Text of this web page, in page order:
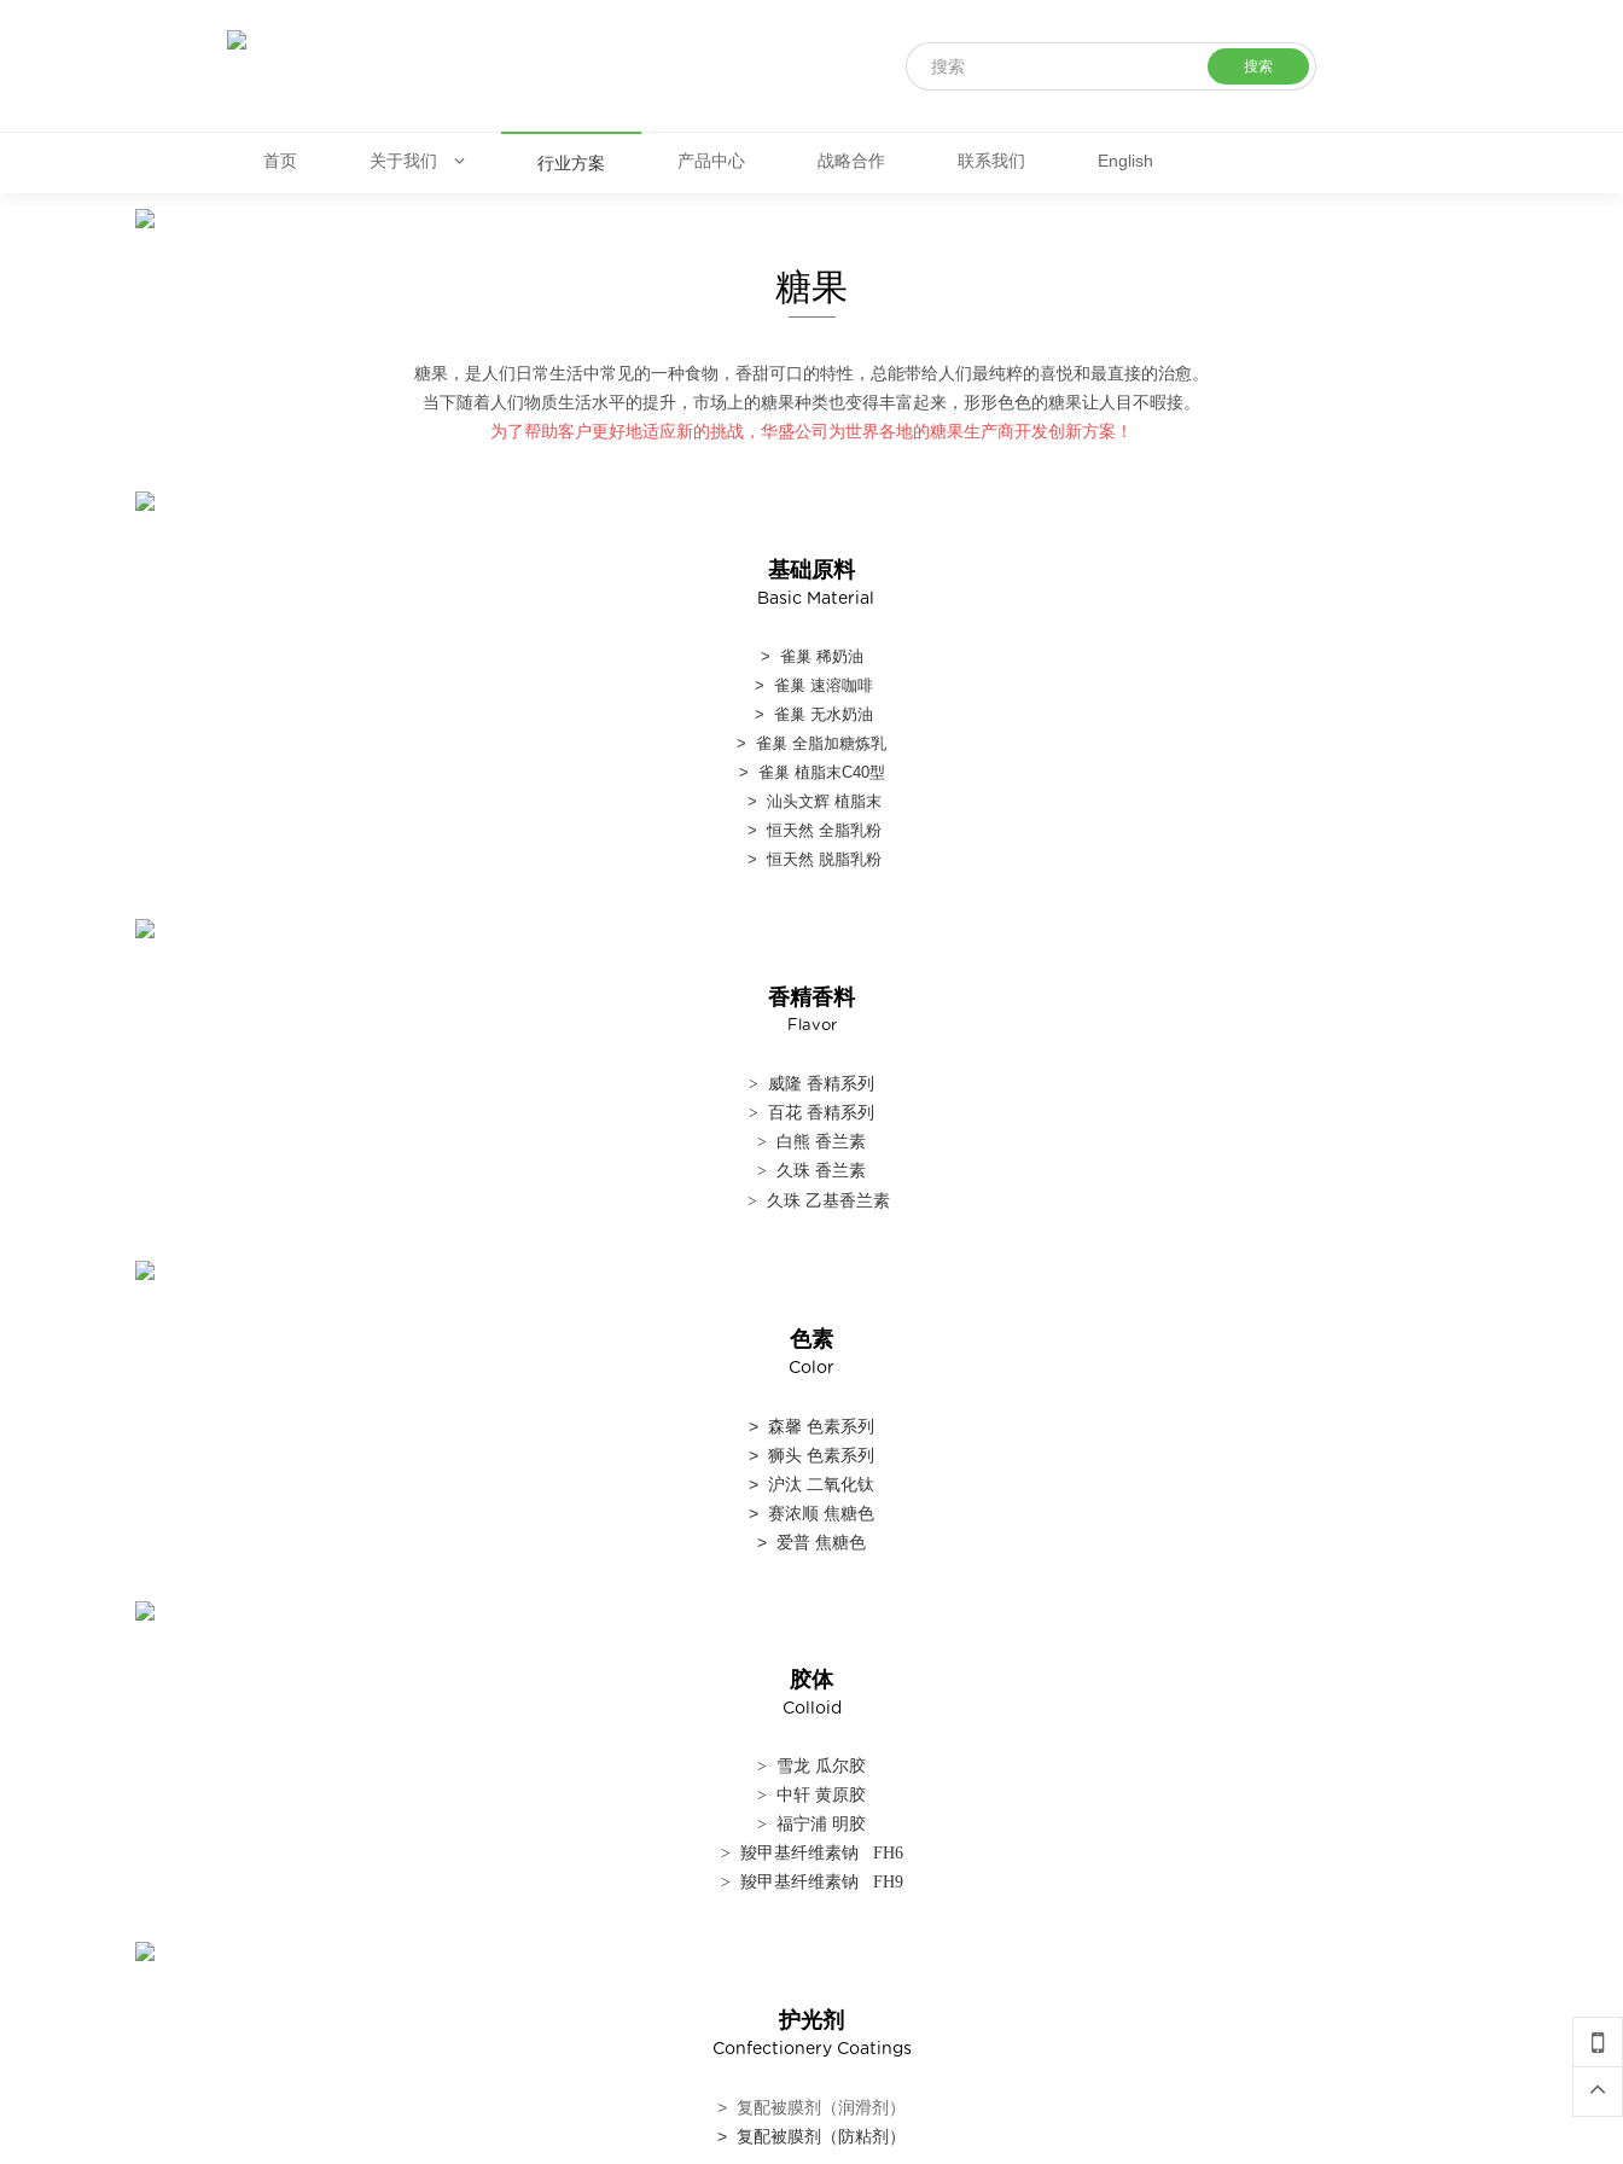
搜索
首页 关于我们 行业方案 产品中心 战略合作 联系我们 English
糖果
———
糖果，是人们日常生活中常见的一种食物，香甜可口的特性，总能带给人们最纯粹的喜悦和最直接的治愈。
当下随着人们物质生活水平的提升，市场上的糖果种类也变得丰富起来，形形色色的糖果让人目不暇接。
为了帮助客户更好地适应新的挑战，华盛公司为世界各地的糖果生产商开发创新方案！
基础原料
Basic Material
> 雀巢 稀奶油
> 雀巢 速溶咖啡
> 雀巢 无水奶油
> 雀巢 全脂加糖炼乳
> 雀巢 植脂末C40型
> 汕头文辉 植脂末
> 恒天然 全脂乳粉
> 恒天然 脱脂乳粉
香精香料
Flavor
> 威隆 香精系列
> 百花 香精系列
> 白熊 香兰素
> 久珠 香兰素
> 久珠 乙基香兰素
色素
Color
> 森馨 色素系列
> 狮头 色素系列
> 沪汰 二氧化钛
> 赛浓顺 焦糖色
> 爱普 焦糖色
胶体
Colloid
> 雪龙 瓜尔胶
> 中轩 黄原胶
> 福宁浦 明胶
> 羧甲基纤维素钠 FH6
> 羧甲基纤维素钠 FH9
护光剂
Confectionery Coatings
> 复配被膜剂（润滑剂）
> 复配被膜剂（防粘剂）